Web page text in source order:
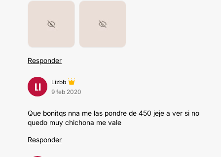
Responder
LI
Lizbb
9 feb 2020
Que bonitqs nna me las pondre de 450 jeje a ver si no
quedo muy chichona me vale
Responder